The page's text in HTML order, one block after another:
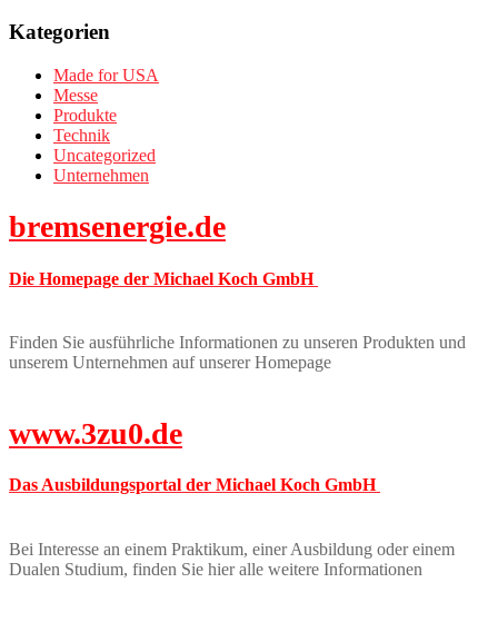
Kategorien
Made for USA
Messe
Produkte
Technik
Uncategorized
Unternehmen
bremsenergie.de
Die Homepage der Michael Koch GmbH
Finden Sie ausführliche Informationen zu unseren Produkten und
unserem Unternehmen auf unserer Homepage
www.3zu0.de
Das Ausbildungsportal der Michael Koch GmbH
Bei Interesse an einem Praktikum, einer Ausbildung oder einem
Dualen Studium, finden Sie hier alle weitere Informationen